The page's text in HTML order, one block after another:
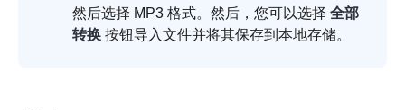
然后选择 MP3 格式。然后，您可以选择 全部
转换 按钮导入文件并将其保存到本地存储。